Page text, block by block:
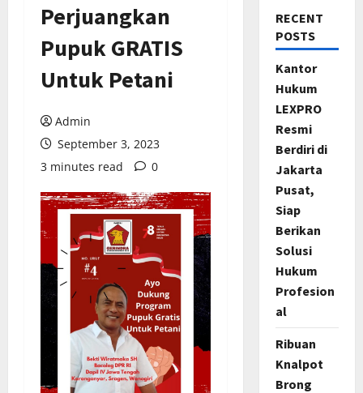
Perjuangkan
Pupuk GRATIS
Untuk Petani
Admin
September 3, 2023
3 minutes read
0
RECENT
POSTS
Kantor
Hukum
LEXPRO
Resmi
Berdiri di
Jakarta
Pusat,
Siap
Berikan
Solusi
Hukum
Profesion
al
Ribuan
Knalpot
Brong